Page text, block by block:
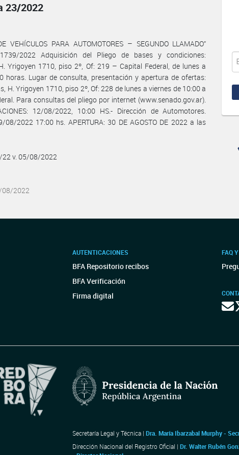
23/2022
VEHÍCULOS PARA AUTOMOTORES – SEGUNDO LLAMADO”
2022 Adquisición del Pliego de bases y condiciones:
Yrigoyen 1710, piso 2º, Of: 219 – Capital Federal, de lunes a
horas. Lugar de consulta, presentación y apertura de ofertas:
H. Yrigoyen 1710, piso 2º, Of: 228 de lunes a viernes de 10:00 a
Para consultas del pliego por internet (www.senado.gov.ar).
12/08/2022, 10:00 HS.- Dirección de Automotores.
08/2022 17:00 hs. APERTURA: 30 DE AGOSTO DE 2022 a las
22 v. 05/08/2022
08/2022
AUTENTICACIONES
BFA Repositorio recibos
BFA Verificación
Firma digital
FAQ
Secretaría Legal y Técnica | Dra. María Ibarzabal Murphy -
Dirección Nacional del Registro Oficial | Dr. Walter Rubén